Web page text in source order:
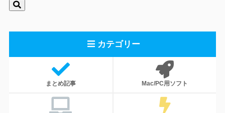
カテゴリー
まとめ記事 Mac/PC用ソフト